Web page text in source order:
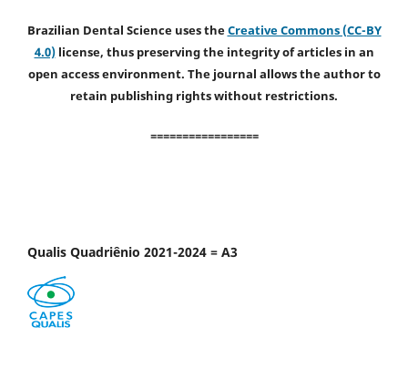
Brazilian Dental Science uses theCreative Commons (CC-BY
4.0)license, thus preserving the integrity of articles in an
open access environment. The journal allows the author to
retain publishing rights without restrictions.
=================
Qualis Quadriênio 2021-2024 = A3